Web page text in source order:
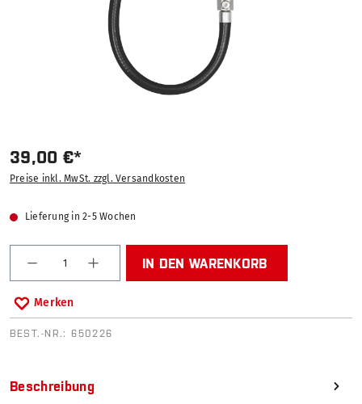
39,00 €*
Preise inkl. MwSt. zzgl. Versandkosten
Lieferung in 2-5 Wochen
Produkt Anzahl: Gib den gewünschten Wert ein
IN DEN WARENKORB
Merken
BEST.-NR.: 650226
Beschreibung